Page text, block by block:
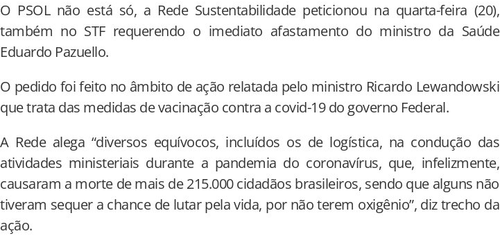
O PSOL não está só, a Rede Sustentabilidade peticionou na quarta-feira (20),
também no STF requerendo o imediato afastamento do ministro da Saúde
Eduardo Pazuello.
O pedido foi feito no âmbito de ação relatada pelo ministro Ricardo Lewandowski
que trata das medidas de vacinação contra a covid-19 do governo Federal.
A Rede alega “diversos equívocos, incluídos os de logística, na condução das
atividades ministeriais durante a pandemia do coronavírus, que, infelizmente,
causaram a morte de mais de 215.000 cidadãos brasileiros, sendo que alguns não
tiveram sequer a chance de lutar pela vida, por não terem oxigênio”, diz trecho da
ação.